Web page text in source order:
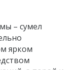
– сумел
ярком